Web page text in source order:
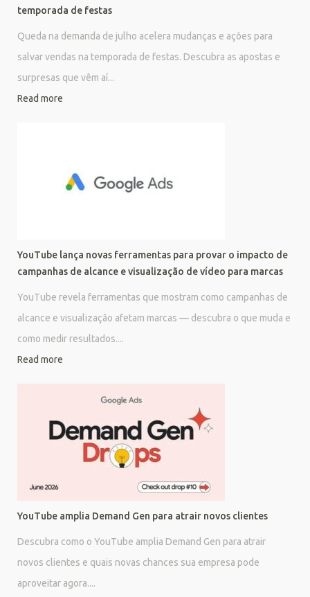
temporada de festas
Queda na demanda de julho acelera mudanças e ações para
salvar vendas na temporada de festas. Descubra as apostas e
surpresas que vêm aí...
Read more
YouTube lança novas ferramentas para provar o impacto de
campanhas de alcance e visualização de vídeo para marcas
YouTube revela ferramentas que mostram como campanhas de
alcance e visualização afetam marcas — descubra o que muda e
como medir resultados....
Read more
YouTube amplia Demand Gen para atrair novos clientes
Descubra como o YouTube amplia Demand Gen para atrair
novos clientes e quais novas chances sua empresa pode
aproveitar agora....